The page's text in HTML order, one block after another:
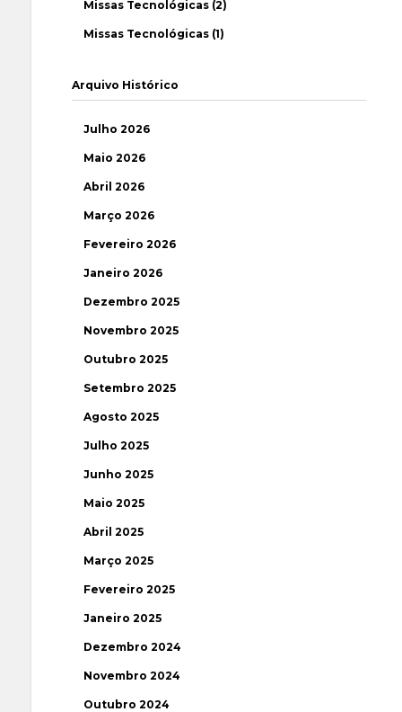
Missas Tecnológicas (2)
Missas Tecnológicas (1)
Arquivo Histórico
Julho 2026
Maio 2026
Abril 2026
Março 2026
Fevereiro 2026
Janeiro 2026
Dezembro 2025
Novembro 2025
Outubro 2025
Setembro 2025
Agosto 2025
Julho 2025
Junho 2025
Maio 2025
Abril 2025
Março 2025
Fevereiro 2025
Janeiro 2025
Dezembro 2024
Novembro 2024
Outubro 2024